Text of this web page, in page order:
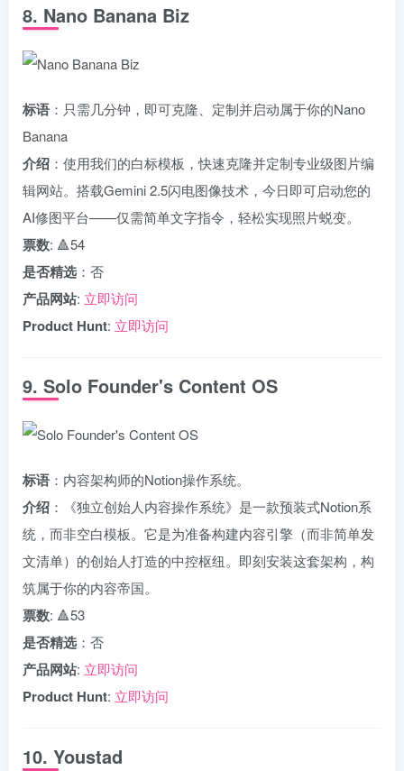
8. Nano Banana Biz
标语 ：只需几分钟，即可克隆、定制并启动属于你的Nano
Banana
介绍 ：使用我们的白标模板，快速克隆并定制专业级图片编
辑网站。搭载Gemini 2.5闪电图像技术，今日即可启动您的
AI修图平台——仅需简单文字指令，轻松实现照片蜕变。
票数: 🔺54
是否精选 ：否
产品网站: 立即访问
Product Hunt: 立即访问
9. Solo Founder's Content OS
标语 ：内容架构师的Notion操作系统。
介绍 ：《独立创始人内容操作系统》是一款预装式Notion系
统，而非空白模板。它是为准备构建内容引擎（而非简单发
文清单）的创始人打造的中控枢纽。即刻安装这套架构，构
筑属于你的内容帝国。
票数: 🔺53
是否精选 ：否
产品网站: 立即访问
Product Hunt: 立即访问
10. Youstad